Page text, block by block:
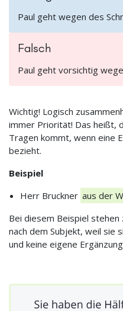
Paul geht wegen des
Falsch
Paul geht vorsichtig
Wichtig! Logisch
immer Priorität! Das heißt,
Tragen kommt, wenn eine
bezieht.
Beispiel
Herr Bruckner aus der
Bei diesem Beispiel
nach dem Subjekt, weil sie
und keine eigene